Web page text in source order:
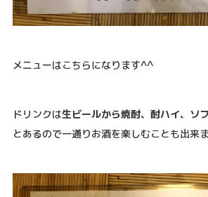
メニューはこちらになります^^
ドリンクは生ビールから焼酎、酎ハイ、ソ
とあるので一通りお酒を楽しむことも出来